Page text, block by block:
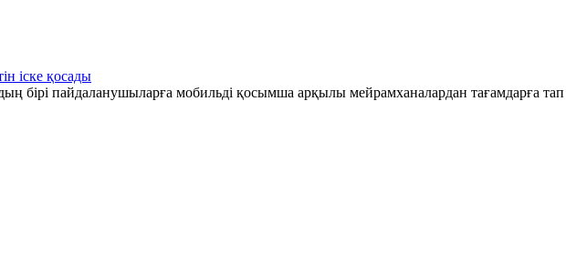
іске қосады
бірі пайдаланушыларға мобильді қосымша арқылы мейрамханалардан тағамдарға тап